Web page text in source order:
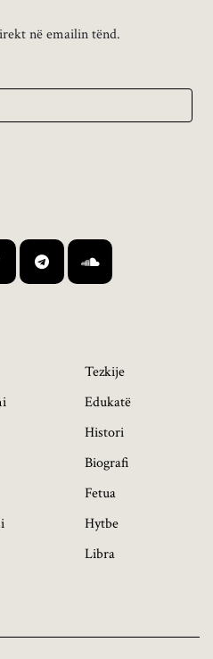
në emailin tënd.
Tezkije
Edukatë
Histori
Biografi
Fetua
Hytbe
Libra